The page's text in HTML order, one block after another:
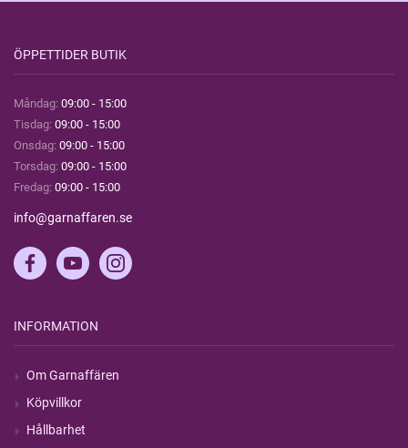
ÖPPETTIDER BUTIK
Måndag: 09:00 - 15:00
Tisdag: 09:00 - 15:00
Onsdag: 09:00 - 15:00
Torsdag: 09:00 - 15:00
Fredag: 09:00 - 15:00
info@garnaffaren.se
INFORMATION
Om Garnaffären
Köpvillkor
Hållbarhet